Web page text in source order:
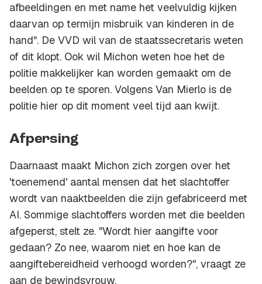
afbeeldingen en met name het veelvuldig kijken
daarvan op termijn misbruik van kinderen in de
hand". De VVD wil van de staatssecretaris weten
of dit klopt. Ook wil Michon weten hoe het de
politie makkelijker kan worden gemaakt om de
beelden op te sporen. Volgens Van Mierlo is de
politie hier op dit moment veel tijd aan kwijt.
Afpersing
Daarnaast maakt Michon zich zorgen over het
'toenemend' aantal mensen dat het slachtoffer
wordt van naaktbeelden die zijn gefabriceerd met
AI. Sommige slachtoffers worden met die beelden
afgeperst, stelt ze. "Wordt hier aangifte voor
gedaan? Zo nee, waarom niet en hoe kan de
aangiftebereidheid verhoogd worden?", vraagt ze
aan de bewindsvrouw.